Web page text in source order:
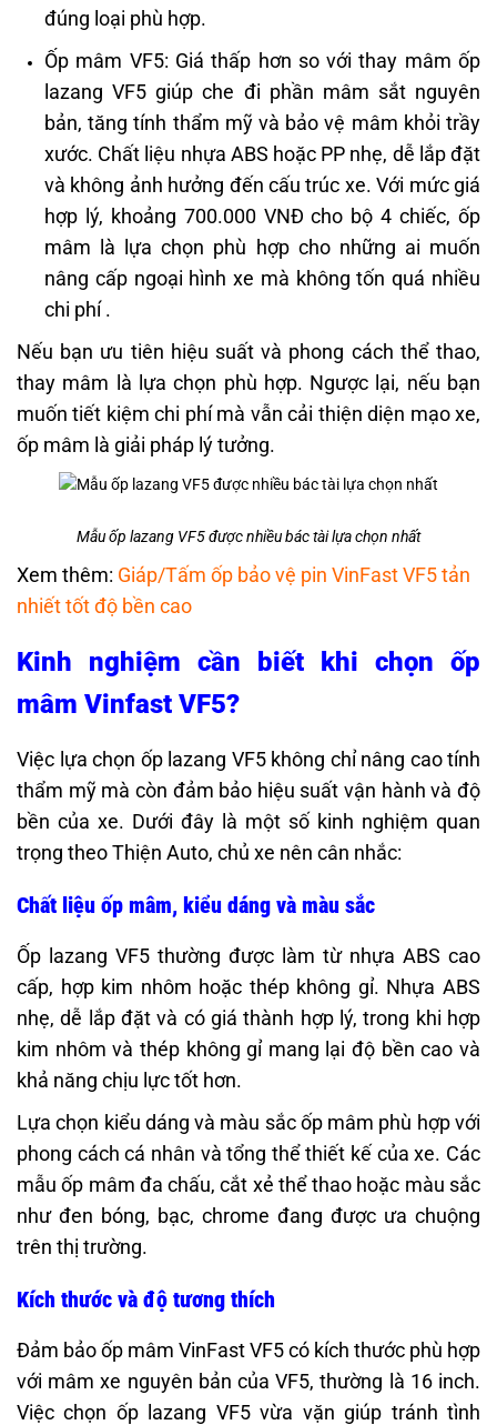
đúng loại phù hợp.​
Ốp mâm VF5: Giá thấp hơn so với thay mâm ốp
lazang VF5 giúp che đi phần mâm sắt nguyên
bản, tăng tính thẩm mỹ và bảo vệ mâm khỏi trầy
xước. Chất liệu nhựa ABS hoặc PP nhẹ, dễ lắp đặt
và không ảnh hưởng đến cấu trúc xe. Với mức giá
hợp lý, khoảng 700.000 VNĐ cho bộ 4 chiếc, ốp
mâm là lựa chọn phù hợp cho những ai muốn
nâng cấp ngoại hình xe mà không tốn quá nhiều
chi phí .​
Nếu bạn ưu tiên hiệu suất và phong cách thể thao,
thay mâm là lựa chọn phù hợp. Ngược lại, nếu bạn
muốn tiết kiệm chi phí mà vẫn cải thiện diện mạo xe,
ốp mâm là giải pháp lý tưởng.​
Mẫu ốp lazang VF5 được nhiều bác tài lựa chọn nhất
Xem thêm: Giáp/Tấm ốp bảo vệ pin VinFast VF5 tản
nhiết tốt độ bền cao
Kinh nghiệm cần biết khi chọn ốp
mâm Vinfast VF5?
Việc lựa chọn ốp lazang VF5 không chỉ nâng cao tính
thẩm mỹ mà còn đảm bảo hiệu suất vận hành và độ
bền của xe. Dưới đây là một số kinh nghiệm quan
trọng theo Thiện Auto, chủ xe nên cân nhắc:
Chất liệu ốp mâm, kiểu dáng và màu sắc
Ốp lazang VF5 thường được làm từ nhựa ABS cao
cấp, hợp kim nhôm hoặc thép không gỉ. Nhựa ABS
nhẹ, dễ lắp đặt và có giá thành hợp lý, trong khi hợp
kim nhôm và thép không gỉ mang lại độ bền cao và
khả năng chịu lực tốt hơn.​
Lựa chọn kiểu dáng và màu sắc ốp mâm phù hợp với
phong cách cá nhân và tổng thể thiết kế của xe. Các
mẫu ốp mâm đa chấu, cắt xẻ thể thao hoặc màu sắc
như đen bóng, bạc, chrome đang được ưa chuộng
trên thị trường.​
Kích thước và độ tương thích
Đảm bảo ốp mâm VinFast VF5 có kích thước phù hợp
với mâm xe nguyên bản của VF5, thường là 16 inch.
Việc chọn ốp lazang VF5 vừa vặn giúp tránh tình